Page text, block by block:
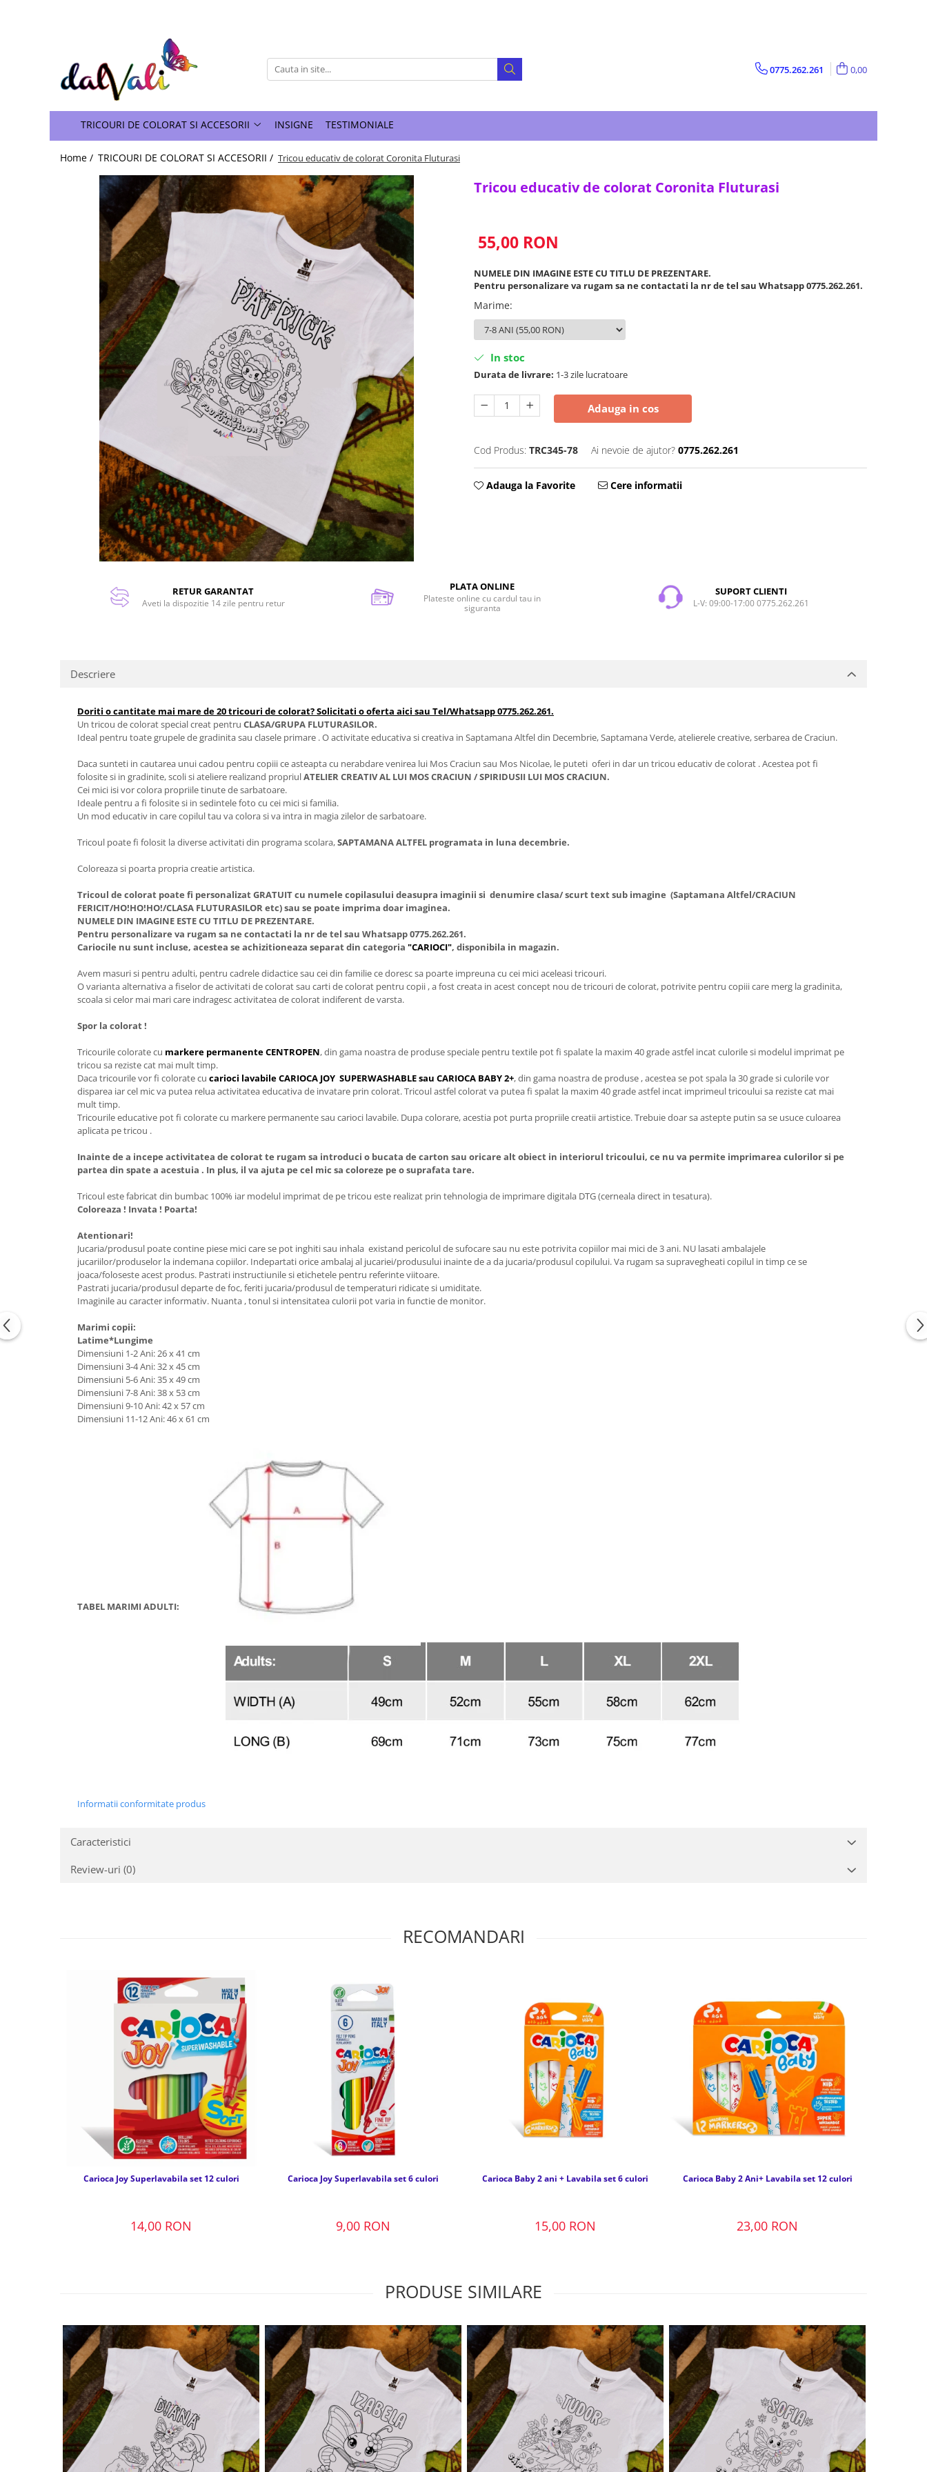
TRICOURI DE COLORAT SI ACCESORII
TRICOURI COPII
0775.262.261 0,00
TRICOURI DE COLORAT SI ACCESORII INSIGNE TESTIMONIALE
Home / TRICOURI DE COLORAT SI ACCESORII / Tricou educativ de colorat Coronita Fluturasi
Tricou educativ de colorat Coronita Fluturasi
55,00 RON
NUMELE DIN IMAGINE ESTE CU TITLU DE PREZENTARE.
Pentru personalizare va rugam sa ne contactati la nr de tel sau Whatsapp 0775.262.261.
Marime:
In stoc
Durata de livrare: 1-3 zile lucratoare
Adauga in cos
Cod Produs: TRC345-78 Ai nevoie de ajutor? 0775.262.261
Adauga la Favorite Cere informatii
RETUR GARANTAT
Aveti la dispozitie 14 zile pentru retur
PLATA ONLINE
Plateste online cu cardul tau in
siguranta
SUPORT CLIENTI
L-V: 09:00-17:00 0775.262.261
Descriere
Doriti o cantitate mai mare de 20 tricouri de colorat? Solicitati o oferta aici sau Tel/Whatsapp 0775.262.261.
Un tricou de colorat special creat pentru CLASA/GRUPA FLUTURASILOR.
Ideal pentru toate grupele de gradinita sau clasele primare . O activitate educativa si creativa in Saptamana Altfel din Decembrie, Saptamana Verde, atelierele creative, serbarea de Craciun.
Daca sunteti in cautarea unui cadou pentru copiii ce asteapta cu nerabdare venirea lui Mos Craciun sau Mos Nicolae, le puteti oferi in dar un tricou educativ de colorat . Acestea pot fi
folosite si in gradinite, scoli si ateliere realizand propriulATELIER CREATIV AL LUI MOS CRACIUN / SPIRIDUSII LUI MOS CRACIUN.
Cei mici isi vor colora propriile tinute de sarbatoare.
Ideale pentru a fi folosite si in sedintele foto cu cei mici si familia.
Un mod educativ in care copilul tau va colora si va intra in magia zilelor de sarbatoare.
Tricoul poate fi folosit la diverse activitati din programa scolara,SAPTAMANA ALTFEL programata in luna decembrie.
Coloreaza si poarta propria creatie artistica.
Tricoul de colorat poate fi personalizat GRATUIT cu numele copilasului deasupra imaginii si denumire clasa/ scurt text sub imagine (Saptamana Altfel/CRACIUN
FERICIT/HO!HO!HO!/CLASA FLUTURASILOR etc) sau se poate imprima doar imaginea.
NUMELE DIN IMAGINE ESTE CU TITLU DE PREZENTARE.
Pentru personalizare va rugam sa ne contactati la nr de tel sau Whatsapp 0775.262.261.
Cariocile nu sunt incluse, acestea se achizitioneaza separat din categoria "CARIOCI", disponibila in magazin.
Avem masuri si pentru adulti, pentru cadrele didactice sau cei din familie ce doresc sa poarte impreuna cu cei mici aceleasi tricouri.
O varianta alternativa a fiselor de activitati de colorat sau carti de colorat pentru copii , a fost creata in acest concept nou de tricouri de colorat, potrivite pentru copiii care merg la gradinita,
scoala si celor mai mari care indragesc activitatea de colorat indiferent de varsta.
Spor la colorat !
Tricourile colorate cu markere permanente CENTROPEN, din gama noastra de produse speciale pentru textile pot fi spalate la maxim 40 grade astfel incat culorile si modelul imprimat pe
tricou sa reziste cat mai mult timp.
Daca tricourile vor fi colorate cu carioci lavabile CARIOCA JOY SUPERWASHABLE sau CARIOCA BABY 2+, din gama noastra de produse , acestea se pot spala la 30 grade si culorile vor
disparea iar cel mic va putea relua activitatea educativa de invatare prin colorat. Tricoul astfel colorat va putea fi spalat la maxim 40 grade astfel incat imprimeul tricoului sa reziste cat mai
mult timp.
Tricourile educative pot fi colorate cu markere permanente sau carioci lavabile. Dupa colorare, acestia pot purta propriile creatii artistice. Trebuie doar sa astepte putin sa se usuce culoarea
aplicata pe tricou .
Inainte de a incepe activitatea de colorat te rugam sa introduci o bucata de carton sau oricare alt obiect in interiorul tricoului, ce nu va permite imprimarea culorilor si pe
partea din spate a acestuia . In plus, il va ajuta pe cel mic sa coloreze pe o suprafata tare.
Tricoul este fabricat din bumbac 100% iar modelul imprimat de pe tricou este realizat prin tehnologia de imprimare digitala DTG (cerneala direct in tesatura).
Coloreaza ! Invata ! Poarta!
Atentionari!
Jucaria/produsul poate contine piese mici care se pot inghiti sau inhala existand pericolul de sufocare sau nu este potrivita copiilor mai mici de 3 ani. NU lasati ambalajele
jucariilor/produselor la indemana copiilor. Indepartati orice ambalaj al jucariei/produsului inainte de a da jucaria/produsul copilului. Va rugam sa supravegheati copilul in timp ce se
joaca/foloseste acest produs. Pastrati instructiunile si etichetele pentru referinte viitoare.
Pastrati jucaria/produsul departe de foc, feriti jucaria/produsul de temperaturi ridicate si umiditate.
Imaginile au caracter informativ. Nuanta , tonul si intensitatea culorii pot varia in functie de monitor.
Marimi copii:
Latime*Lungime
Dimensiuni 1-2 Ani: 26 x 41 cm
Dimensiuni 3-4 Ani: 32 x 45 cm
Dimensiuni 5-6 Ani: 35 x 49 cm
Dimensiuni 7-8 Ani: 38 x 53 cm
Dimensiuni 9-10 Ani: 42 x 57 cm
Dimensiuni 11-12 Ani: 46 x 61 cm
TABEL MARIMI ADULTI:
Informatii conformitate produs
Caracteristici
Review-uri (0)
RECOMANDARI
Carioca Joy Superlavabila set 12 culori
14,00 RON
Carioca Joy Superlavabila set 6 culori
9,00 RON
Carioca Baby 2 ani + Lavabila set 6 culori
15,00 RON
Carioca Baby 2 Ani+ Lavabila set 12 culori
23,00 RON
PRODUSE SIMILARE